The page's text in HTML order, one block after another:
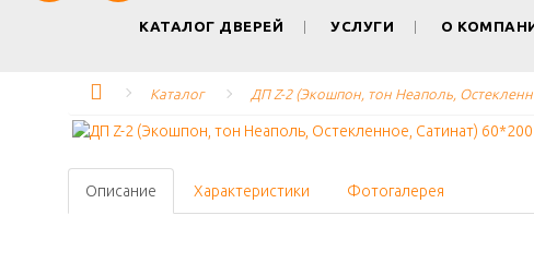
КАТАЛОГ ДВЕРЕЙ УСЛУГИ О
Каталог ДП Z-2 (Экошпон, тон Неаполь,
Описание Характеристики Фотогалерея